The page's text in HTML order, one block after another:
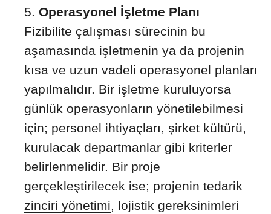
Operasyonel İşletme Planı
Fizibilite çalışması sürecinin bu
aşamasında işletmenin ya da projenin
kısa ve uzun vadeli operasyonel planları
yapılmalıdır. Bir işletme kuruluyorsa
günlük operasyonların yönetilebilmesi
için; personel ihtiyaçları, şirket kültürü,
kurulacak departmanlar gibi kriterler
belirlenmelidir. Bir proje
gerçekleştirilecek ise; projenin tedarik
zinciri yönetimi, lojistik gereksinimleri